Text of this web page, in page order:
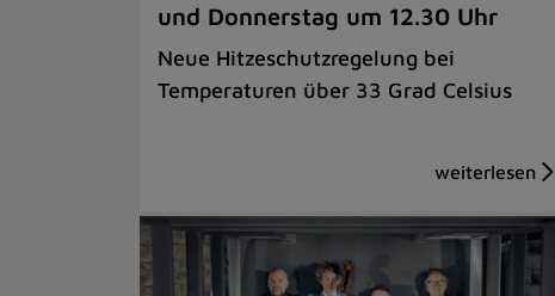
und Donnerstag um 12.30 Uhr
Neue Hitzeschutzregelung bei
Temperaturen über 33 Grad Celsius